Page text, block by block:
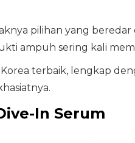
pilihan yang
ampuh sering kali
terbaik, lengkap
In Serum